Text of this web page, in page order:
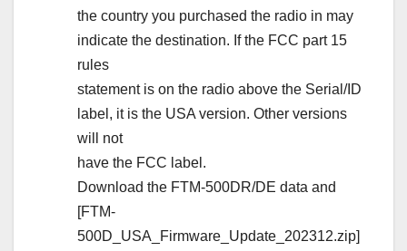
the country you purchased the radio in may
indicate the destination. If the FCC part 15
rules
statement is on the radio above the Serial/ID
label, it is the USA version. Other versions
will not
have the FCC label.
Download the FTM-500DR/DE data and
[FTM-
500D_USA_Firmware_Update_202312.zip]